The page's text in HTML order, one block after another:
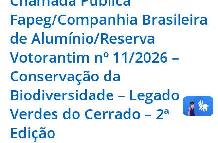
Fapeg/Companhia Brasileira
de Alumínio/Reserva
Votorantim nº 11/2026 –
Conservação da
Biodiversidade – Legado
Verdes do Cerrado – 2ª
Edição